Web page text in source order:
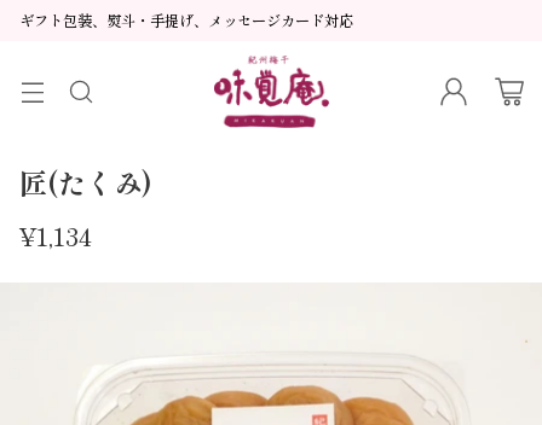
ギフト包装、熨斗・手提げ、メッセージカード対応
匠(たくみ)
通
常
¥1,134